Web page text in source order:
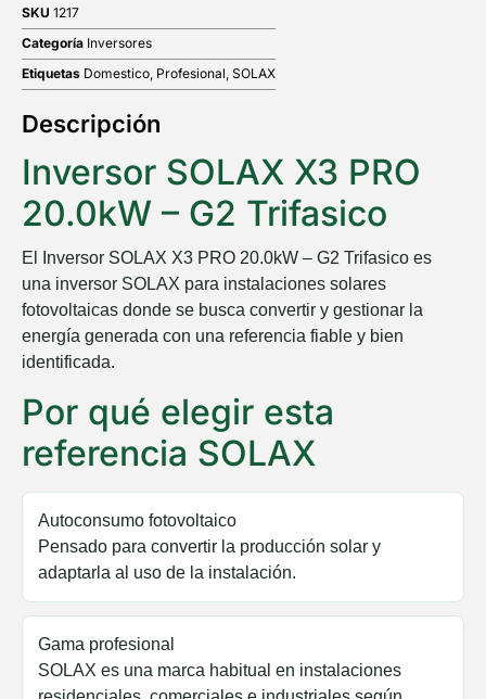
SKU 1217
Categoría Inversores
Etiquetas Domestico, Profesional, SOLAX
Descripción
Inversor SOLAX X3 PRO
20.0kW – G2 Trifasico
El Inversor SOLAX X3 PRO 20.0kW – G2 Trifasico es
una inversor SOLAX para instalaciones solares
fotovoltaicas donde se busca convertir y gestionar la
energía generada con una referencia fiable y bien
identificada.
Por qué elegir esta
referencia SOLAX
Autoconsumo fotovoltaico
Pensado para convertir la producción solar y
adaptarla al uso de la instalación.
Gama profesional
SOLAX es una marca habitual en instalaciones